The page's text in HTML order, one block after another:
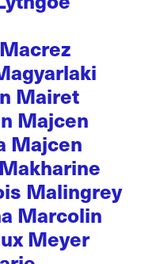
Mairet
Majcen
Majcen
Malingrey
Marcolin
Meyer